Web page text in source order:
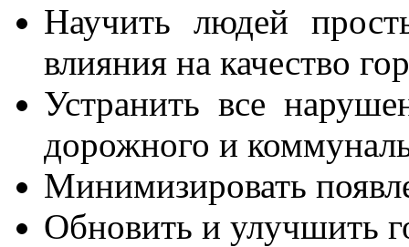
Научить людей
влияния на качество
Устранить все
дорожного и
Минимизировать
Обновить и улучшить